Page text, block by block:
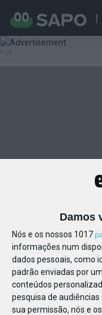
Damos
Nós e os nossos 1017
informações num
dados pessoais, como
padrão enviadas por
conteúdos
pesquisa de
sua permissão, nós e